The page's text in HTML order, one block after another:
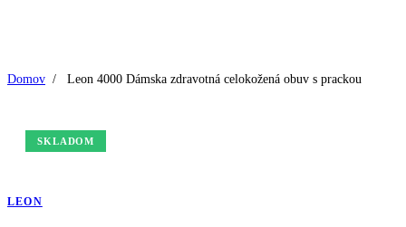
Domov / Leon 4000 Dámska zdravotná celokožená obuv s prackou
SKLADOM
LEON